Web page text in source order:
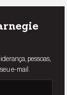
pessoas,
e-mail.